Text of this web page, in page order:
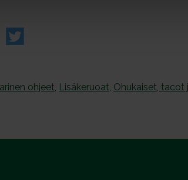
ohjeet, Lisäkeruoat, Ohukaiset, tacot